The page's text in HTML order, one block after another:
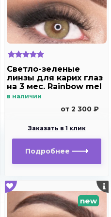
Светло-зеленые
линзы для карих глаз
на 3 мес. Rainbow mel
в наличии
от 2 300 ₽
Заказать в 1 клик
Подробнее
new